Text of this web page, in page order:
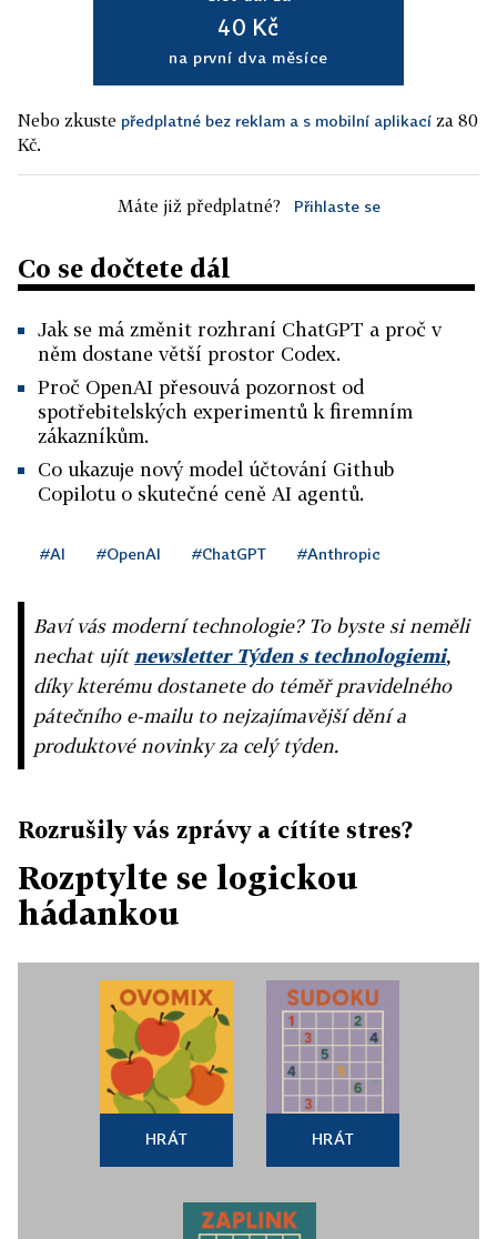
40 Kč
na první dva měsíce
Nebo zkuste předplatné bez reklam a s mobilní aplikací za 80
Kč.
Máte již předplatné? Přihlaste se
Co se dočtete dál
Jak se má změnit rozhraní ChatGPT a proč v
něm dostane větší prostor Codex.
Proč OpenAI přesouvá pozornost od
spotřebitelských experimentů k firemním
zákazníkům.
Co ukazuje nový model účtování Github
Copilotu o skutečné ceně AI agentů.
#AI #OpenAI #ChatGPT #Anthropic
Baví vás moderní technologie? To byste si neměli
nechat ujít newsletter Týden s technologiemi,
díky kterému dostanete do téměř pravidelného
pátečního e-mailu to nejzajímavější dění a
produktové novinky za celý týden.
Rozrušily vás zprávy a cítíte stres?
Rozptylte se logickou
hádankou
HRÁT HRÁT